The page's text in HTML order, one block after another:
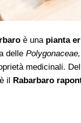
è una pianta
delle Polygonaceae,
medicinali.
il Rabarbaro